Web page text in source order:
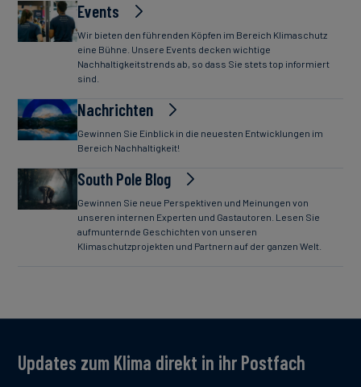
Events
Wir bieten den führenden Köpfen im Bereich Klimaschutz
eine Bühne. Unsere Events decken wichtige
Nachhaltigkeitstrends ab, so dass Sie stets top informiert
sind.
Nachrichten
Gewinnen Sie Einblick in die neuesten Entwicklungen im
Bereich Nachhaltigkeit!
South Pole Blog
Gewinnen Sie neue Perspektiven und Meinungen von
unseren internen Experten und Gastautoren. Lesen Sie
aufmunternde Geschichten von unseren
Klimaschutzprojekten und Partnern auf der ganzen Welt.
Updates zum Klima direkt in ihr Postfach